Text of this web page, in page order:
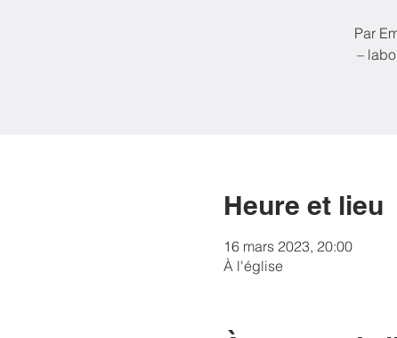
Par
–
Heure et lieu
16 mars 2023, 20:00
À l'église